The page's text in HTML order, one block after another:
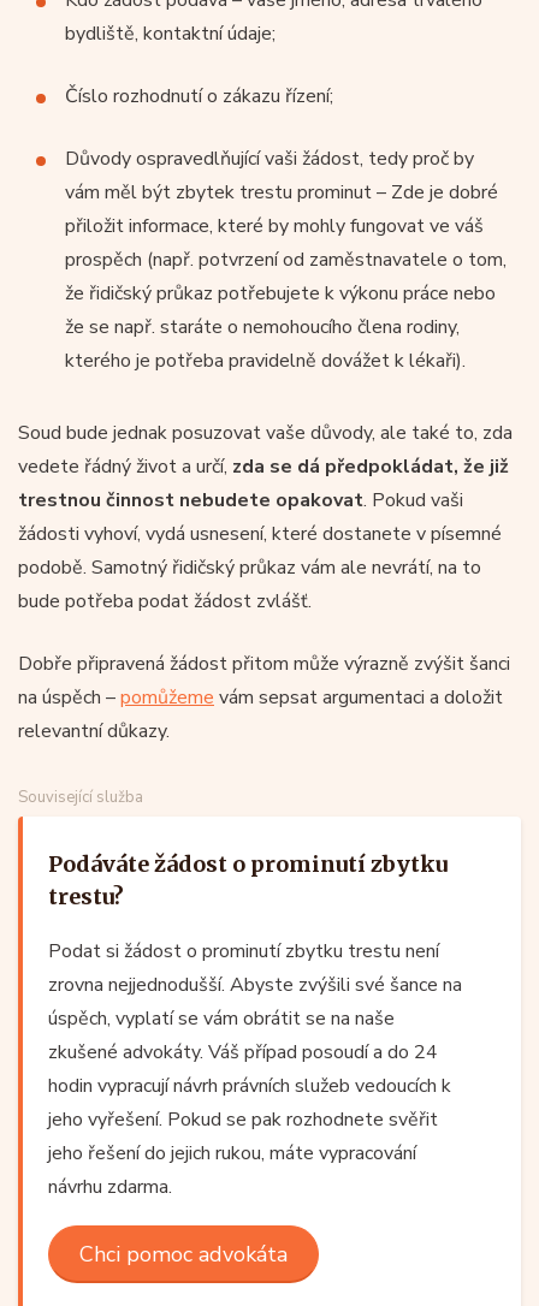
bydliště, kontaktní údaje;
Číslo rozhodnutí o zákazu řízení;
Důvody ospravedlňující vaši žádost, tedy proč by
vám měl být zbytek trestu prominut – Zde je dobré
přiložit informace, které by mohly fungovat ve váš
prospěch (např. potvrzení od zaměstnavatele o tom,
že řidičský průkaz potřebujete k výkonu práce nebo
že se např. staráte o nemohoucího člena rodiny,
kterého je potřeba pravidelně dovážet k lékaři).
Soud bude jednak posuzovat vaše důvody, ale také to, zda
vedete řádný život a určí, zda se dá předpokládat, že již
trestnou činnost nebudete opakovat. Pokud vaši
žádosti vyhoví, vydá usnesení, které dostanete v písemné
podobě. Samotný řidičský průkaz vám ale nevrátí, na to
bude potřeba podat žádost zvlášť.
Dobře připravená žádost přitom může výrazně zvýšit šanci
na úspěch –pomůžeme vám sepsat argumentaci a doložit
relevantní důkazy.
Související služba
Podáváte žádost o prominutí zbytku
trestu?
Podat si žádost o prominutí zbytku trestu není
zrovna nejjednodušší. Abyste zvýšili své šance na
úspěch, vyplatí se vám obrátit se na naše
zkušené advokáty. Váš případ posoudí a do 24
hodin vypracují návrh právních služeb vedoucích k
jeho vyřešení. Pokud se pak rozhodnete svěřit
jeho řešení do jejich rukou, máte vypracování
návrhu zdarma.
Chci pomoc advokáta